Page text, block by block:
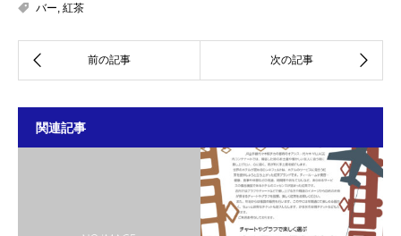
バー 紅茶
関連記事